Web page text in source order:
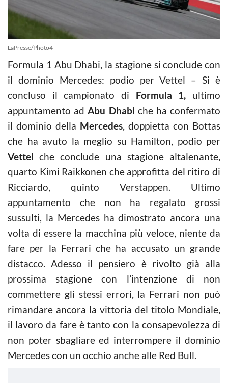
LaPresse/Photo4
Formula 1 Abu Dhabi, la stagione si conclude con
il dominio Mercedes: podio per Vettel – Si è
concluso il campionato di Formula 1, ultimo
appuntamento adAbu Dhabi che ha confermato
il dominio della Mercedes, doppietta con Bottas
che ha avuto la meglio su Hamilton, podio per
Vettel che conclude una stagione altalenante,
quarto Kimi Raikkonen che approfitta del ritiro di
Ricciardo, quinto Verstappen. Ultimo
appuntamento che non ha regalato grossi
sussulti, la Mercedes ha dimostrato ancora una
volta di essere la macchina più veloce, niente da
fare per la Ferrari che ha accusato un grande
distacco. Adesso il pensiero è rivolto già alla
prossima stagione con l’intenzione di non
commettere gli stessi errori, la Ferrari non può
rimandare ancora la vittoria del titolo Mondiale,
il lavoro da fare è tanto con la consapevolezza di
non poter sbagliare ed interrompere il dominio
Mercedes con un occhio anche alle Red Bull.